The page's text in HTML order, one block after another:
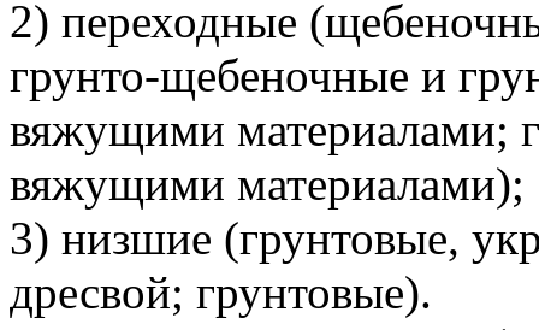
2) переходные
грунто-щебеночные и
вяжущими материалами;
вяжущими материалами);
3) низшие (грунтовые,
дресвой; грунтовые).